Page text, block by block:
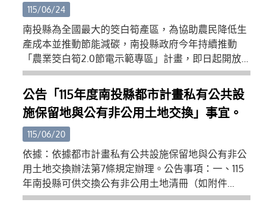
業廠商操作訓練講義：https://reurl.cc/aVLNKX (七)
營建署昇降及機械設備許可證全國連線專業廠商社群
教學平台：https://reurl.cc/kXr7mK (八)教學影片：
https://www.youtube.com/playlist?
list=PLD8ChIrJclXHthG9RyixJ9l3PX9v2fIP5 三、旨揭
商（瑪力資訊股份有限公司，（02）2748-5205，
cipei@cpami.gov.tw），或請加入Line「營建署昇降
及機械設備許可證全國連線系統專業廠商社群」進行
相關意見諮詢。
115/06/24
南投縣為全國最大的筊白筍產區，為協助農民降低生
產成本並推動節能減碳，南投縣政府今年持續推動
「農業筊白筍2.0節電示範專區」計畫，即日起開放
申請至7月31日止，歡迎縣內筊白筍農民、產銷班及學
術單位踴躍參與，共同打造低碳永續農業環境。縣府
表示，筊白筍冬季生產多仰賴夜間燈照技術促進結
筍，傳統高壓鈉燈耗電量高，在近年氣候變遷及能源
成本上升的影響下，農民經營壓力日益增加。為此，
縣府於110年及111年辦理節電示範專區，協助農民導入
高效率LED燈具，獲得良好成效，不僅有效降低用電
支出，也兼顧筊白筍品質與產量。縣府於6月23日辦
理的活動推廣說明會中，多位曾參與110或111年示範專
公告「115年度南投縣都市計畫私有公共設
施保留地與公有非公用土地交換」事宜。
115/06/20
依據：依據都市計畫私有公共設施保留地與公有非公
用土地交換辦法第7條規定辦理。公告事項：一、115
年南投縣可供交換公有非公用土地清冊（如附件
一）。二、公告時間：自中華民國115年6月15日起至